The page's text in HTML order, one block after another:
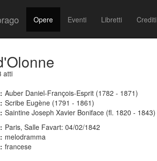
Opere Eventi Libretti Crediti
atti
Auber Daniel-François-Esprit (1782 - 1871)
Scribe Eugène (1791 - 1861)
Saintine Joseph Xavier Boniface (fl. 1820 - 1843)
Paris, Salle Favart: 04/02/1842
melodramma
francese